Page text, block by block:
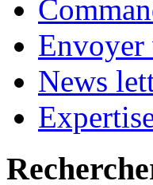
Envoyer
News